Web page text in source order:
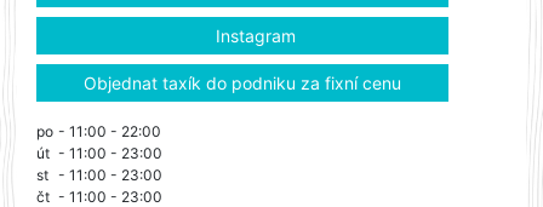
Instagram
Objednat taxík do podniku za fixní cenu
po - 11:00 - 22:00
út - 11:00 - 23:00
st - 11:00 - 23:00
čt - 11:00 - 23:00